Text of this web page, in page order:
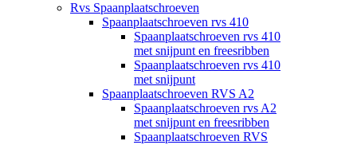
Rvs Spaanplaatschroeven
Spaanplaatschroeven rvs 410
Spaanplaatschroeven rvs 410
met snijpunt en freesribben
Spaanplaatschroeven rvs 410
met snijpunt
Spaanplaatschroeven RVS A2
Spaanplaatschroeven rvs A2
met snijpunt en freesribben
Spaanplaatschroeven RVS